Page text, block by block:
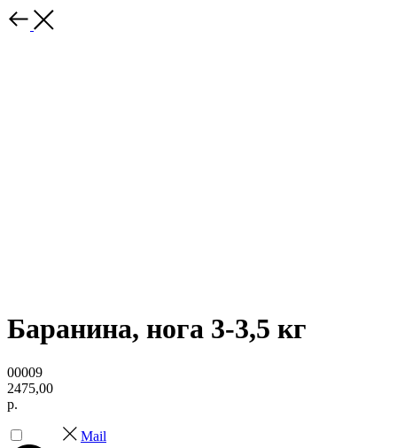
Баранина, нога 3-3,5 кг
00009
2475,00
р.
Mail